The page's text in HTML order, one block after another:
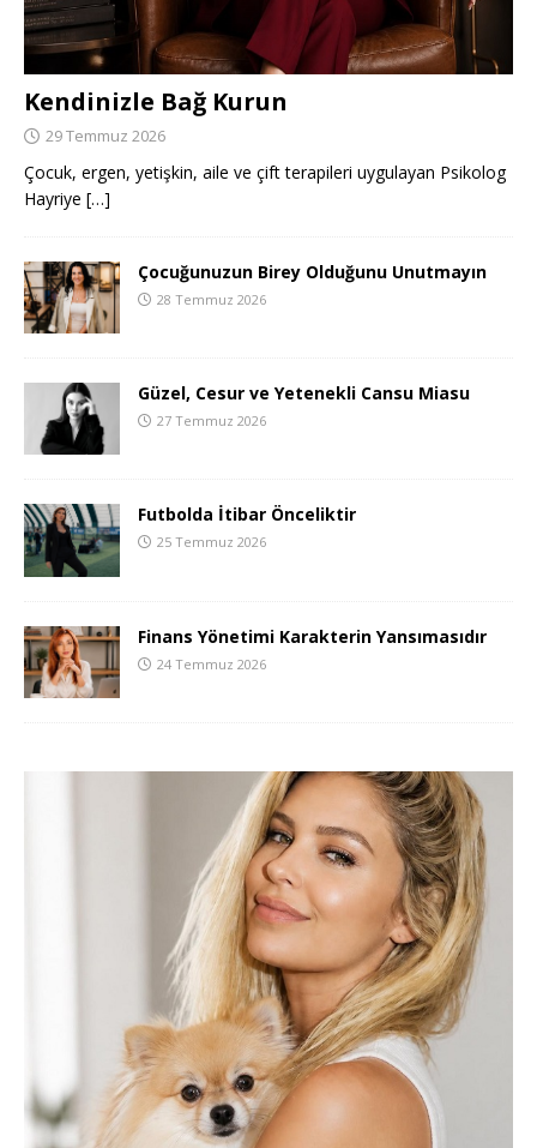
Kendinizle Bağ Kurun
29 Temmuz 2026
Çocuk, ergen, yetişkin, aile ve çift terapileri uygulayan Psikolog
Hayriye […]
Çocuğunuzun Birey Olduğunu Unutmayın
28 Temmuz 2026
Güzel, Cesur ve Yetenekli Cansu Miasu
27 Temmuz 2026
Futbolda İtibar Önceliktir
25 Temmuz 2026
Finans Yönetimi Karakterin Yansımasıdır
24 Temmuz 2026